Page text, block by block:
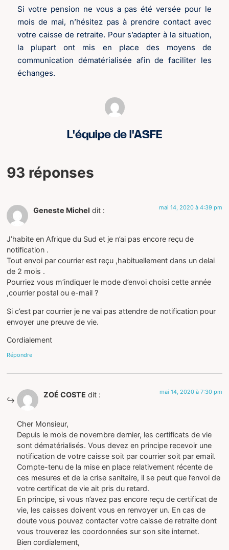
Si votre pension ne vous a pas été versée pour le
mois de mai, n’hésitez pas à prendre contact avec
votre caisse de retraite. Pour s’adapter à la situation,
la plupart ont mis en place des moyens de
communication dématérialisée afin de faciliter les
échanges.
L'équipe de l'ASFE
93 réponses
Geneste Michel dit : mai 14, 2020 à 4:39 pm
J’habite en Afrique du Sud et je n’ai pas encore reçu de
notification .
Tout envoi par courrier est reçu ,habituellement dans un delai
de 2 mois .
Pourriez vous m’indiquer le mode d’envoi choisi cette année
,courrier postal ou e-mail ?
Si c’est par courrier je ne vai pas attendre de notification pour
envoyer une preuve de vie.
Cordialement
Répondre
ZOÉ COSTE dit : mai 14, 2020 à 7:30 pm
Cher Monsieur,
Depuis le mois de novembre dernier, les certificats de vie
sont dématérialisés. Vous devez en principe recevoir une
notification de votre caisse soit par courrier soit par email.
Compte-tenu de la mise en place relativement récente de
ces mesures et de la crise sanitaire, il se peut que l’envoi de
votre certificat de vie ait pris du retard.
En principe, si vous n’avez pas encore reçu de certificat de
vie, les caisses doivent vous en renvoyer un. En cas de
doute vous pouvez contacter votre caisse de retraite dont
vous trouverez les coordonnées sur son site internet.
Bien cordialement,